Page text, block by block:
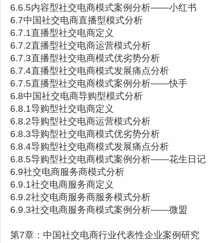
6.6.5内容型社交电商模式案例分析——小红书
6.7中国社交电商直播型模式分析
6.7.1直播型社交电商定义
6.7.2直播型社交电商运营模式分析
6.7.3直播型社交电商模式优劣势分析
6.7.4直播型社交电商模式发展痛点分析
6.7.5直播型社交电商模式案例分析——快手
6.8中国社交电商导购型模式分析
6.8.1导购型社交电商定义
6.8.2导购型社交电商运营模式分析
6.8.3导购型社交电商模式优劣势分析
6.8.4导购型社交电商模式发展痛点分析
6.8.5导购型社交电商模式案例分析——花生日记
6.9社交电商服务商模式分析
6.9.1社交电商服务商定义
6.9.2社交电商服务商服务模式分析
6.9.3社交电商服务商模式案例分析——微盟
第7章：中国社交电商行业代表性企业案例研究